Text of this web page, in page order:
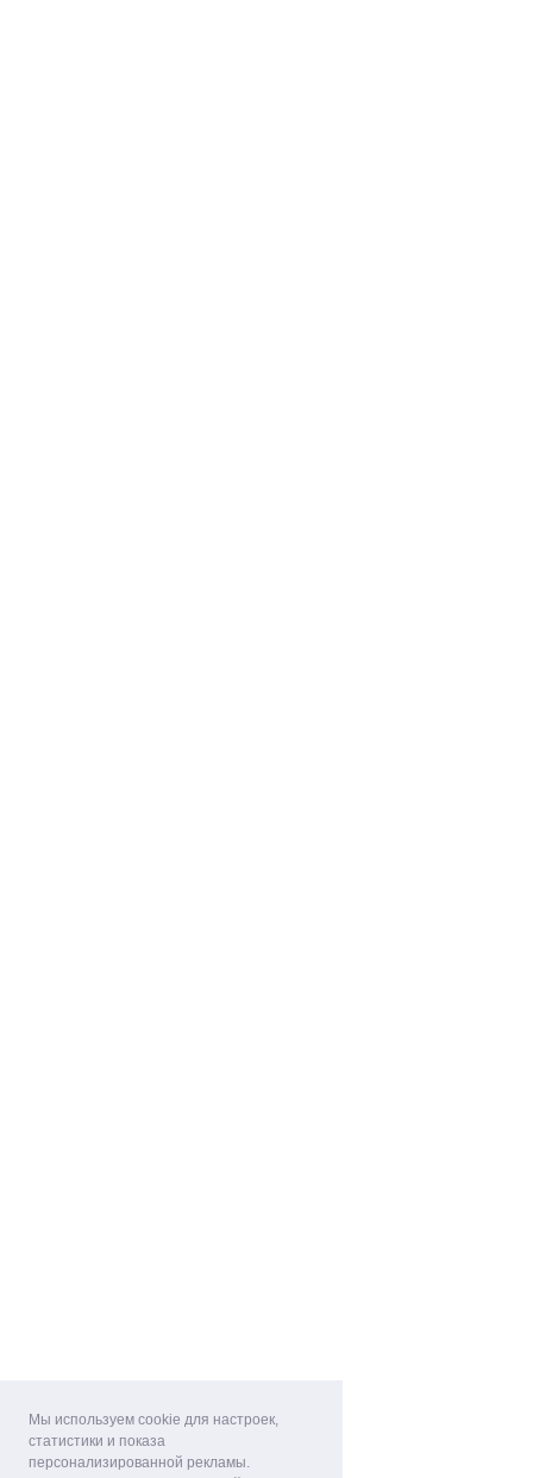
Мы используем cookie для настроек,
статистики и показа
персонализированной рекламы.